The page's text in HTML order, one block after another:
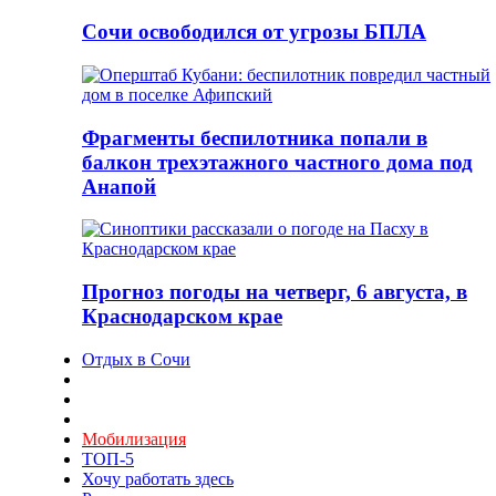
Сочи освободился от угрозы БПЛА
Фрагменты беспилотника попали в
балкон трехэтажного частного дома под
Анапой
Прогноз погоды на четверг, 6 августа, в
Краснодарском крае
Отдых в Сочи
Мобилизация
ТОП-5
Хочу работать здесь